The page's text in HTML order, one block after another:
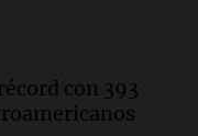
de la décima
con 393